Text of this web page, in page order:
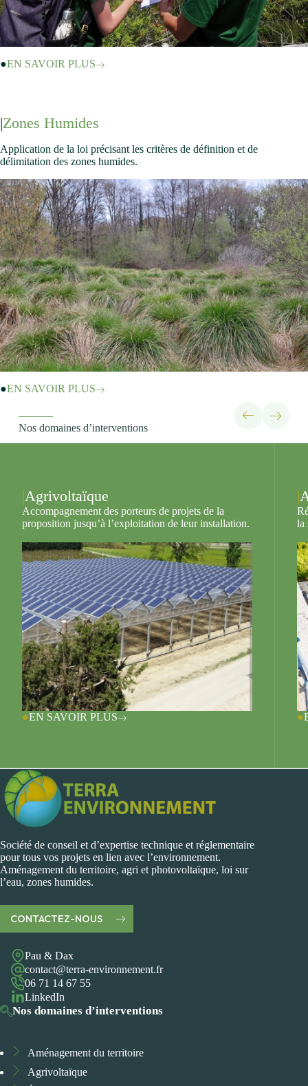
EN SAVOIR PLUS
Zones Humides
Application de la loi précisant les critères de définition et de
délimitation des zones humides.
EN SAVOIR PLUS
Nos domaines d’interventions
Agrivoltaïque
Accompagnement des porteurs de projets de la
proposition jusqu’à l’exploitation de leur installation.
EN SAVOIR PLUS
la
Société de conseil et d’expertise technique et réglementaire
pour tous vos projets en lien avec l’environnement.
Aménagement du territoire, agri et photovoltaïque, loi sur
l’eau, zones humides.
CONTACTEZ-NOUS
Pau & Dax
contact@terra-environnement.fr
06 71 14 67 55
LinkedIn
Nos domaines d’interventions
Aménagement du territoire
Agrivoltaïque